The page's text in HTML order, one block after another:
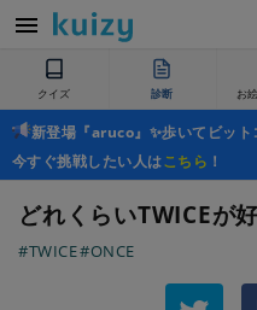
クイズ 診断 お
新登場『aruco』✨歩いてビット
今すぐ挑戦したい人はこちら ！
どれくらいTWICEが
#TWICE#ONCE